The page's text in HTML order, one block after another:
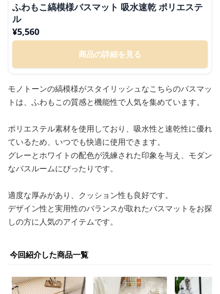
ふわもこ縞模様バスマット 吸水速乾 ポリエステ
ル
¥5,560
商品の詳細を見る
モノトーンの縞模様がスタイリッシュなこちらのバスマッ
トは、ふわもこの質感と機能性で人気を集めています。
ポリエステル素材を使用しており、吸水性と速乾性に優れ
ているため、いつでも快適に使用できます。
グレーとホワイトの配色が洗練された印象を与え、モダン
なバスルームにぴったりです。
適度な厚みがあり、クッション性も良好です。
デザイン性と実用性のバランスが取れたバスマットをお探
しの方に人気のアイテムです。
今回紹介した商品一覧